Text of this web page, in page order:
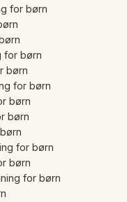
for børn
for børn
børn
for børn
børn
børn
for børn
børn
for børn